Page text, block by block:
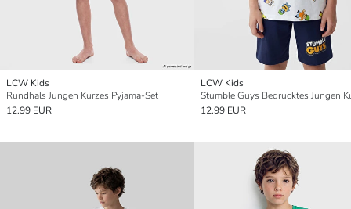
LCW Kids
Rundhals Jungen Kurzes Pyjama-Set
12.99 EUR
LCW Kids
12.99 EUR